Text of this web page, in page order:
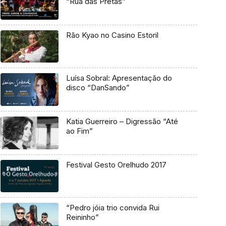
Rão Kyao no Casino Estoril
Luísa Sobral: Apresentação do
disco “DanSando”
Katia Guerreiro – Digressão “Até
ao Fim”
Festival Gesto Orelhudo 2017
“Pedro jóia trio convida Rui
Reininho”